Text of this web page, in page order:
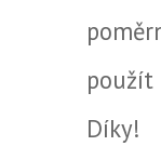
Díky!